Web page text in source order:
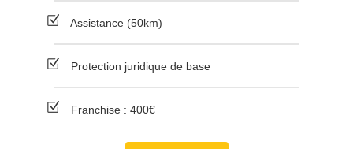
Assistance (50km)
Protection juridique de base
Franchise : 400€